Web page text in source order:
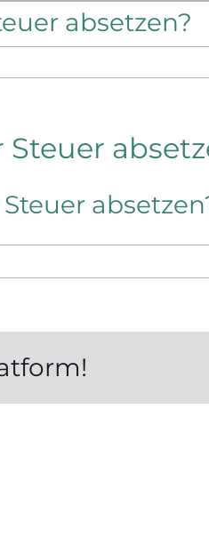
absetzen?